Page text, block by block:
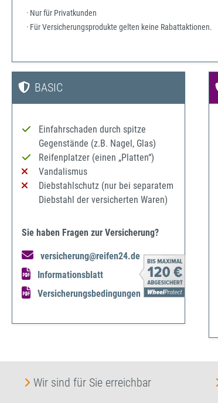
· Nur für Privatkunden
· Für Versicherungsprodukte gelten keine Rabattaktionen.
BASIC
Einfahrschaden durch spitze
Gegenstände (z.B. Nagel, Glas)
Reifenplatzer (einen „Platten“)
Vandalismus
Diebstahlschutz (nur bei separatem
Diebstahl der versicherten Waren)
Sie haben Fragen zur Versicherung?
versicherung@reifen24.de
Informationsblatt
Versicherungsbedingungen
Wir sind für Sie erreichbar